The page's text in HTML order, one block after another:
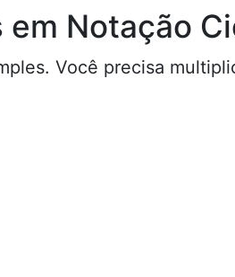
Notação
Você precisa